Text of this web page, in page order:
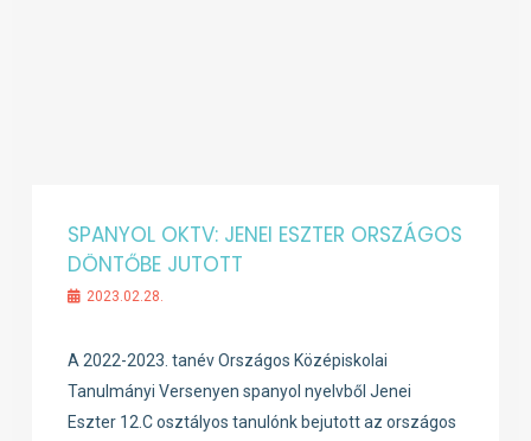
SPANYOL OKTV: JENEI ESZTER ORSZÁGOS
DÖNTŐBE JUTOTT
2023.02.28.
A 2022-2023. tanév Országos Középiskolai
Tanulmányi Versenyen spanyol nyelvből Jenei
Eszter 12.C osztályos tanulónk bejutott az országos